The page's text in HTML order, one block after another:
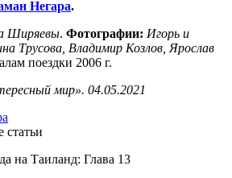
Негара.
Ширяевы. Фотографии: Игорь и
Трусова, Владимир Козлов, Ярослав
поездки 2006 г.
мир». 04.05.2021
статьи